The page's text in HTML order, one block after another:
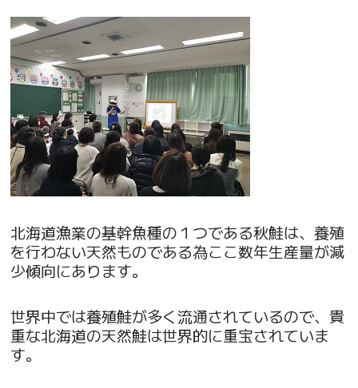
北海道漁業の基幹魚種の１つである秋鮭は、養殖
を行わない天然ものである為ここ数年生産量が減
少傾向にあります。
世界中では養殖鮭が多く流通されているので、貴
重な北海道の天然鮭は世界的に重宝されていま
す。